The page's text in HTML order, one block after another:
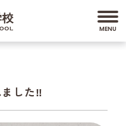
した‼